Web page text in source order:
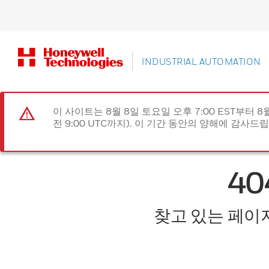
INDUSTRIAL AUTOMATION
이 사이트는 8월 8일 토요일 오후 7:00 EST부터
전 9:00 UTC까지). 이 기간 동안의 양해에 감사드
찾고 있는 페이